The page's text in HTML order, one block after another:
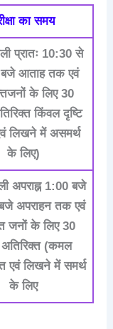
का समय
प्रातः 10:30 से
आताह तक एवं
के लिए 30
किंवल दृष्टि
लिखने में असमर्थ
के लिए)
अपराह्न 1:00 बजे
अपराहन तक एवं
जनों के लिए 30
(कमल
एवं लिखने में समर्थ
के लिए